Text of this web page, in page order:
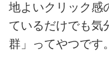
地よいクリック感
ているだけでも気
群」ってやつです。